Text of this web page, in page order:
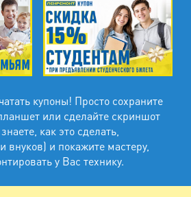
купоны! Просто сохраните
или сделайте скриншот
как это сделать,
внуков) и покажите мастеру,
у Вас технику.